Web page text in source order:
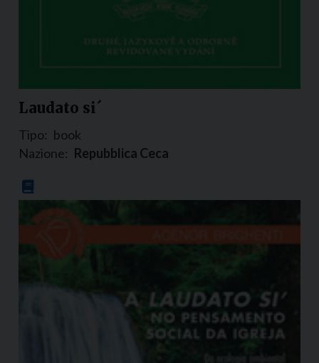
Laudato si´
Tipo: book
Nazione: Repubblica Ceca